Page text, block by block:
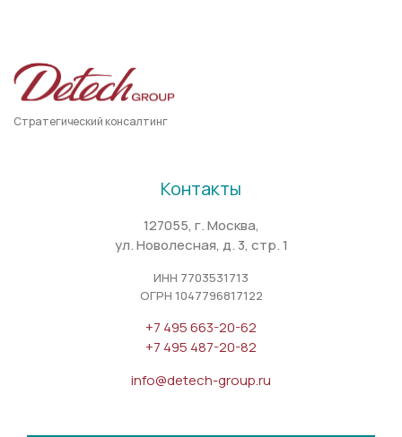
Стратегический консалтинг
Контакты
127055, г. Москва,
ул. Новолесная, д. 3, стр. 1
ИНН 7703531713
ОГРН 1047796817122
+7 495 663-20-62
+7 495 487-20-82
info@detech-group.ru